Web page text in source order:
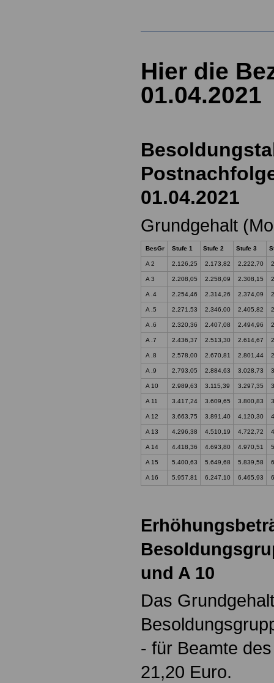
Hier die
01.04.2021
01.04.2021
Grundgehalt
BesGr Stufe 1 Stufe 2 Stufe 3
A 2 2.126,25 2.173,82 2.222,70
A 3 2.208,05 2.258,09 2.308,15
A .4 2.254,46 2.314,26 2.374,09
A .5 2.271,53 2.346,00 2.405,82
A .6 2.320,36 2.407,08 2.494,96
A .7 2.436,37 2.513,30 2.614,67
A .8 2.578,00 2.670,81 2.801,44
A .9 2.793,05 2.884,63 3.028,73
A 10 2.989,63 3.115,39 3.297,35
A 11 3.417,24 3.609,65 3.800,83
A 12 3.663,75 3.891,40 4.120,30
A 13 4.296,38 4.510,19 4.722,72
A 14 4.418,36 4.693,80 4.970,51
A 15 5.400,63 5.649,68 5.839,58
A 16 5.957,81 6.247,10 6.465,93
und A 10
Das
- für Beamte
21,20 Euro.